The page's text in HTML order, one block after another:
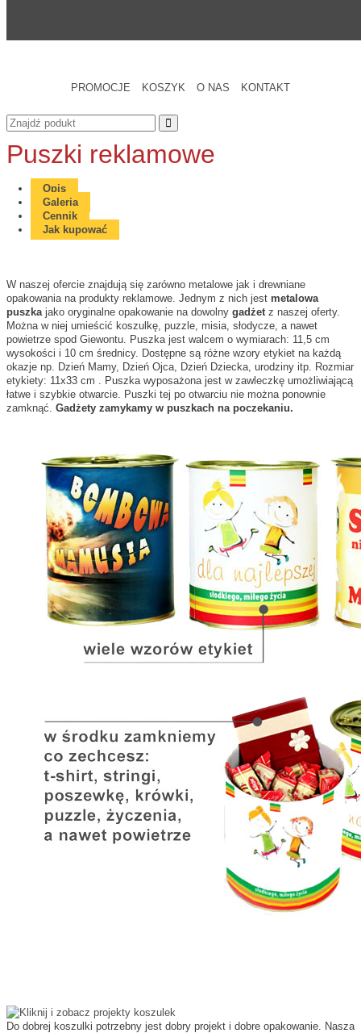
PROMOCJE KOSZYK O NAS KONTAKT
Puszki reklamowe
Opis
Galeria
Cennik
Jak kupować
W naszej ofercie znajdują się zarówno metalowe jak i drewniane
opakowania na produkty reklamowe. Jednym z nich jest metalowa
puszkajako oryginalne opakowanie na dowolny gadżet z naszej oferty.
Można w niej umieścić koszulkę, puzzle, misia, słodycze, a nawet
powietrze spod Giewontu. Puszka jest walcem o wymiarach: 11,5 cm
wysokości i 10 cm średnicy. Dostępne są różne wzory etykiet na każdą
okazje np. Dzień Mamy, Dzień Ojca, Dzień Dziecka, urodziny itp. Rozmiar
etykiety: 11x33 cm . Puszka wyposażona jest w zawleczkę umożliwiającą
łatwe i szybkie otwarcie. Puszki tej po otwarciu nie można ponownie
zamknąć. Gadżety zamykamy w puszkach na poczekaniu.
Do dobrej koszulki potrzebny jest dobry projekt i dobre opakowanie. Nasza